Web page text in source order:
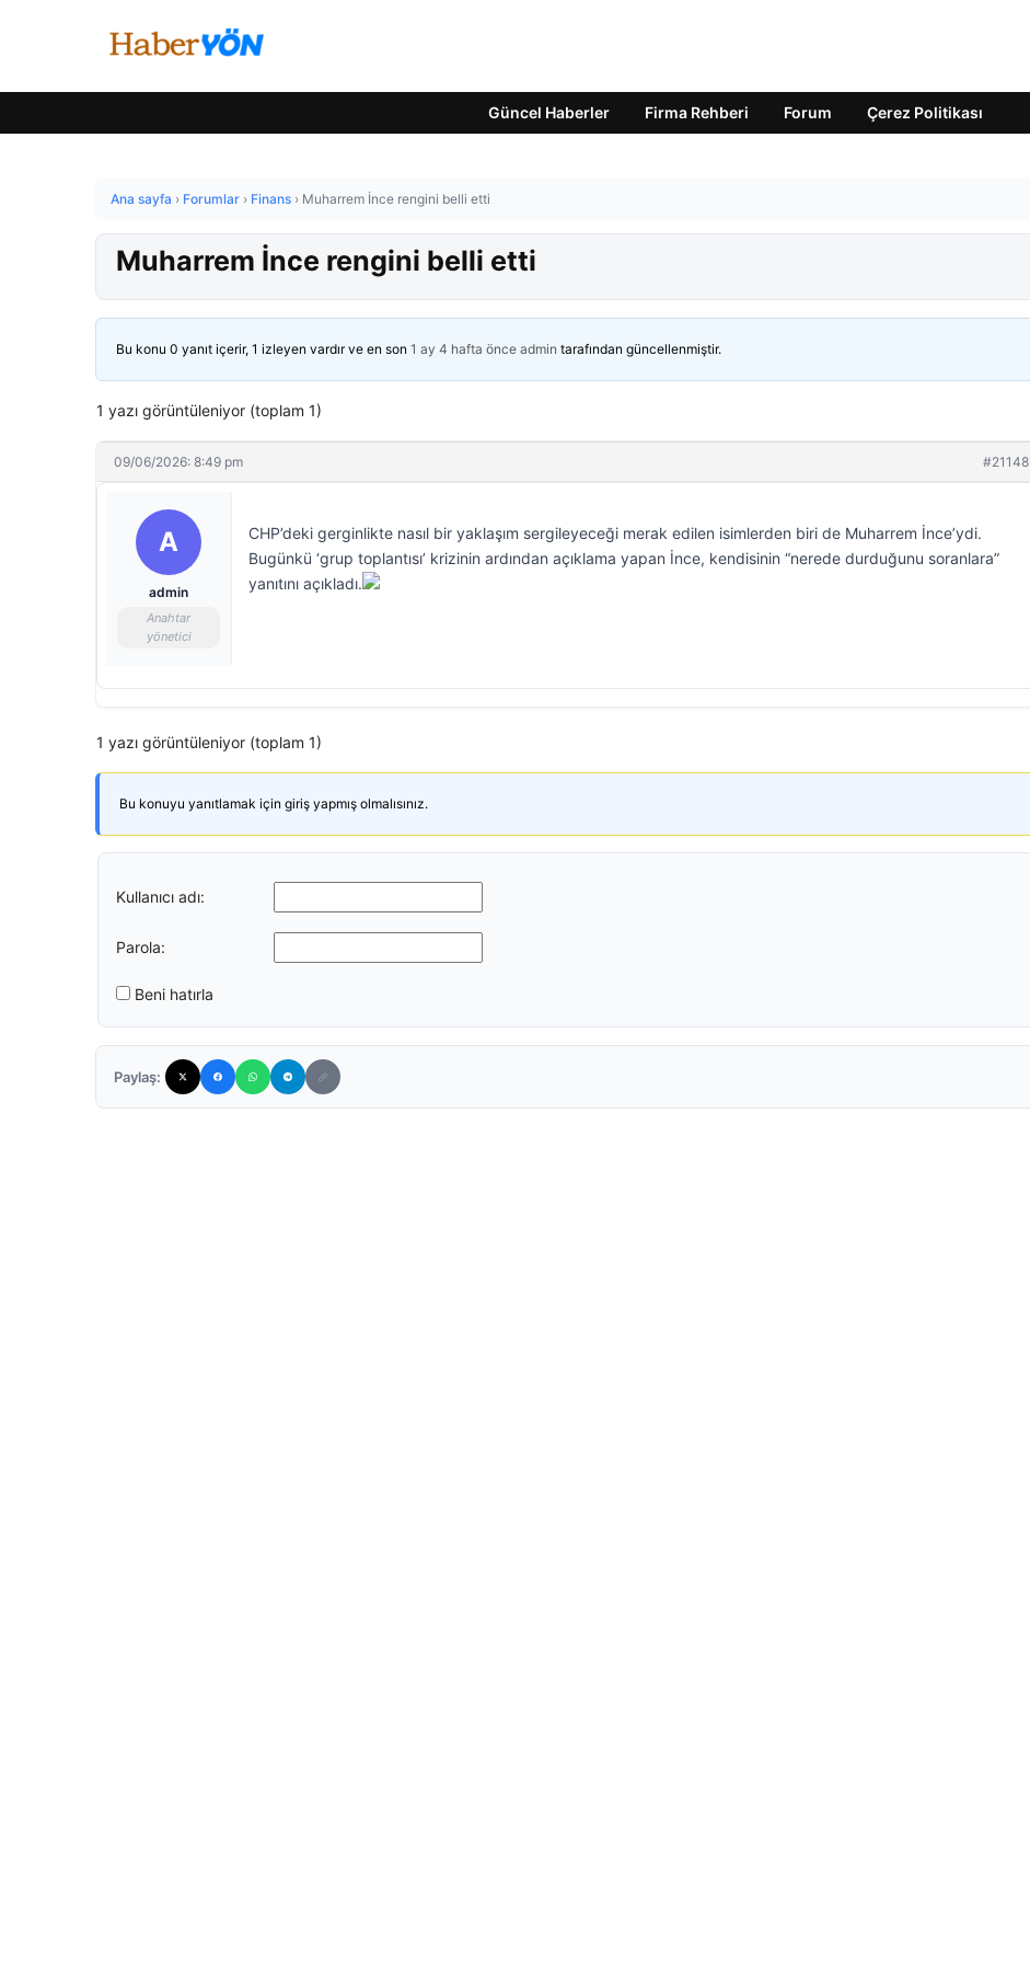
Güncel Haberler Firma Rehberi Forum Çerez Politikası
Ana sayfa › Forumlar › Finans › Muharrem İnce rengini belli etti
Muharrem İnce rengini belli etti
Bu konu 0 yanıt içerir, 1 izleyen vardır ve en son 1 ay 4 hafta önce admin tarafından güncellenmiştir.
1 yazı görüntüleniyor (toplam 1)
09/06/2026: 8:49 pm #21148
A
admin
Anahtar
yönetici
CHP’deki gerginlikte nasıl bir yaklaşım sergileyeceği merak edilen isimlerden biri de Muharrem İnce’ydi.
Bugünkü ‘grup toplantısı’ krizinin ardından açıklama yapan İnce, kendisinin “nerede durduğunu soranlara”
yanıtını açıkladı.
1 yazı görüntüleniyor (toplam 1)
Bu konuyu yanıtlamak için giriş yapmış olmalısınız.
Kullanıcı adı:
Parola:
Beni hatırla
Paylaş: